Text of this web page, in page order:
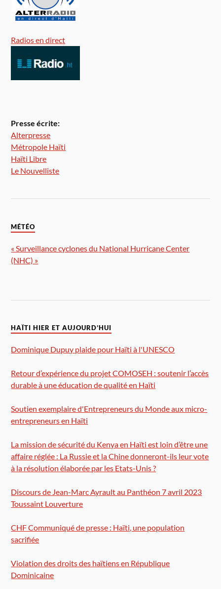
Radios en direct
Presse écrite:
Alterpresse
Métropole Haïti
Haïti Libre
Le Nouvelliste
MÉTÉO
« Surveillance cyclones du National Hurricane Center
(NHC) »
HAÏTI HIER ET AUJOURD’HUI
Dominique Dupuy plaide pour Haïti à l'UNESCO
Retour d’expérience du projet COMOSEH : soutenir l’accès
durable à une éducation de qualité en Haïti
Soutien exemplaire d'Entrepreneurs du Monde aux micro-
entrepreneurs en Haïti
La mission de sécurité du Kenya en Haïti est loin d’être une
affaire réglée : La Russie et la Chine donneront-ils leur vote
à la résolution élaborée par les Etats-Unis ?
Discours de Jean-Marc Ayrault au Panthéon 7 avril 2023
Toussaint Louverture
CHF Communiqué de presse : Haïti, une population
sacrifiée
Violation des droits des haïtiens en République
Dominicaine